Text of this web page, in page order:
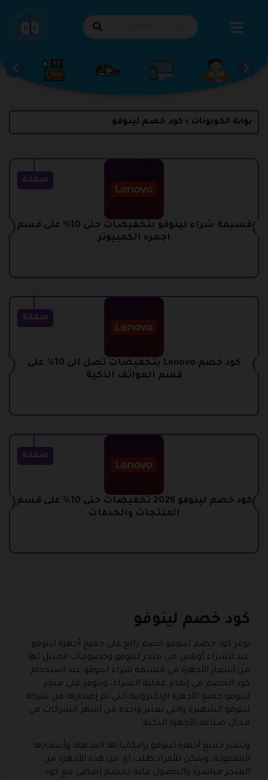
بوابة الكوبونات > كود خصم لينوفو
صفقة
قسيمة شراء لينوفو بتخفيضات حتى 10% على قسم
اجهزه الكمبيوتر
صفقة
كود خصم Lenovo بتخفيضات تصل الى 10% على
قسم الهواتف الذكية
صفقة
كود خصم لينوفو 2026 تخفيضات حتى 10% على قسم
المنتجات والخدمات
كود خصم لينوفو
يوفر كود خصم لينوفو خصم رائع على جميع أجهزة لينوفو
عند الشراء أونلاين من متجر لينوفو وخصومات لامثيل لها
من أسعار الأجهزة في قسيمة شراء لينوفو عند استخدام
كود الخصم في إتمام عملية الشراء، ويتوفر على متجر
لينوفو جميع الأجهزة الإلكترونية التي تم إصدارها من شركة
لينوفو الشهيرة والتي تعتبر واحدة من أشهر الشركات في
مجال صناعة الأجهزة الذكية.
وتتميز جميع أجهزة لينوفو بإمكانياتها المذهلة وأسعارها
المعقولة، ويمكن للأفراد طلب أي من هذه الأجهزة من
المتجر مباشرةً والحصول عليه بخصم إضافي مع كود